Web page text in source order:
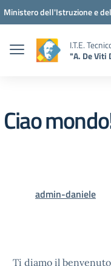
Vai ai contenuti
Vai al menu di navigazione
Vai al footer
Ministero dell'Istruzione e
I.T.E.
"A. De Viti
Ciao
admin-daniele
Ti diamo il